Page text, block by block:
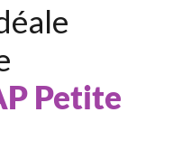
Petite